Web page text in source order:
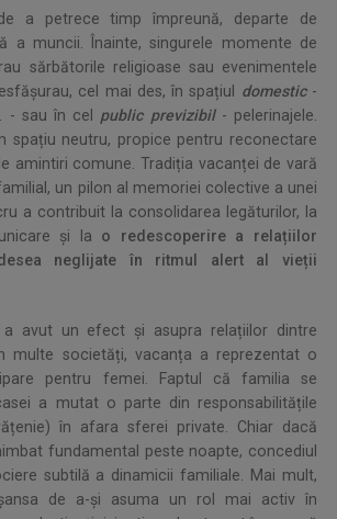
a petrece timp împreună, departe de
a muncii. Înainte, singurele momente de
sărbătorile religioase sau evenimentele
cel mai des, în spațiul domestic-
- sau în cel public previzibil - pelerinajele.
spațiu neutru, propice pentru reconectare
amintiri comune. Tradiția vacanței de vară
un pilon al memoriei colective a unei
a contribuit la consolidarea legăturilor, la
și la o redescoperire a relațiilor
neglijate în ritmul alert al vieții
a avut un efect și asupra relațiilor dintre
multe societăți, vacanța a reprezentat o
pentru femei. Faptul că familia se
a mutat o parte din responsabilitățile
în afara sferei private. Chiar dacă
fundamental peste noapte, concediul
subtilă a dinamicii familiale. Mai mult,
de a-și asuma un rol mai activ în